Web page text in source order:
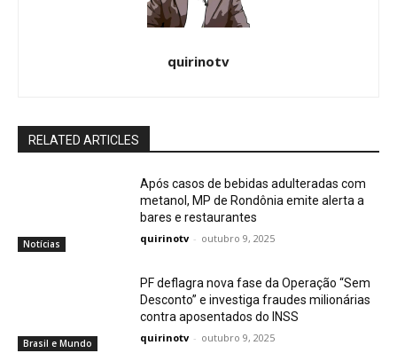
quirinotv
RELATED ARTICLES
Notícias
Após casos de bebidas adulteradas com
metanol, MP de Rondônia emite alerta a
bares e restaurantes
quirinotv - outubro 9, 2025
Brasil e Mundo
PF deflagra nova fase da Operação “Sem
Desconto” e investiga fraudes milionárias
contra aposentados do INSS
quirinotv - outubro 9, 2025